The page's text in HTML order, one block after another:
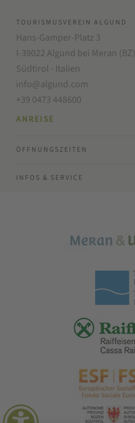
TOURISMUSVEREIN ALGUND
Hans-Gamper-Platz 3
I-39022 Algund bei Meran (BZ)
Südtirol - Italien
info@algund.com
+39 0473 448600
ANREISE
ÖFFNUNGSZEITEN
INFOS & SERVICE